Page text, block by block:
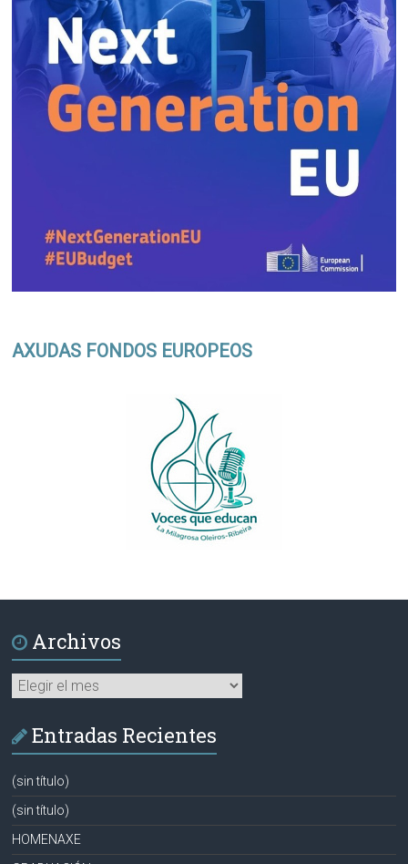
AXUDAS FONDOS EUROPEOS
Archivos
Archivos
Entradas Recientes
(sin título)
(sin título)
HOMENAXE